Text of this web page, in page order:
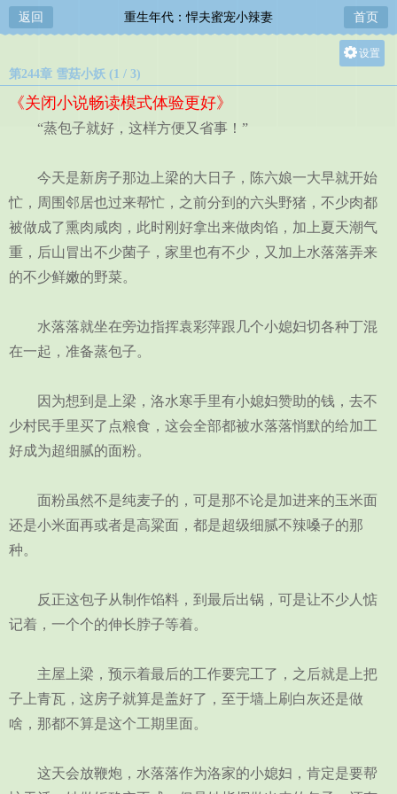
返回 重生年代：悍夫蜜宠小辣妻 首页
设置
第244章 雪菇小妖 (1 / 3)
《关闭小说畅读模式体验更好》
“蒸包子就好，这样方便又省事！”
今天是新房子那边上梁的大日子，陈六娘一大早就开始
忙，周围邻居也过来帮忙，之前分到的六头野猪，不少肉都
被做成了熏肉咸肉，此时刚好拿出来做肉馅，加上夏天潮气
重，后山冒出不少菌子，家里也有不少，又加上水落落弄来
的不少鲜嫩的野菜。
水落落就坐在旁边指挥袁彩萍跟几个小媳妇切各种丁混
在一起，准备蒸包子。
因为想到是上梁，洛水寒手里有小媳妇赞助的钱，去不
少村民手里买了点粮食，这会全部都被水落落悄默的给加工
好成为超细腻的面粉。
面粉虽然不是纯麦子的，可是那不论是加进来的玉米面
还是小米面再或者是高粱面，都是超级细腻不辣嗓子的那
种。
反正这包子从制作馅料，到最后出锅，可是让不少人惦
记着，一个个的伸长脖子等着。
主屋上梁，预示着最后的工作要完工了，之后就是上把
子上青瓦，这房子就算是盖好了，至于墙上刷白灰还是做
啥，那都不算是这个工期里面。
这天会放鞭炮，水落落作为洛家的小媳妇，肯定是要帮